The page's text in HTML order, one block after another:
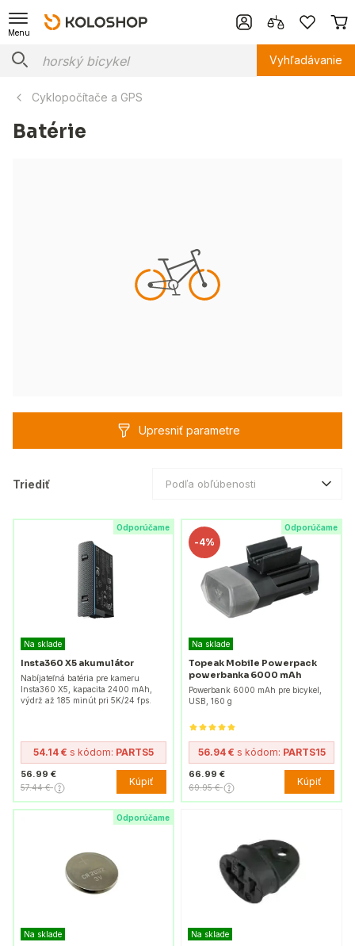
Menu
Vyhľadávanie
Cyklopočítače a GPS
Batérie
Upresniť parametre
Triediť Podľa obľúbenosti
Odporúčame
Na sklade
Insta360 X5 akumulátor
Nabíjateľná batéria pre kameru
Insta360 X5, kapacita 2400 mAh,
výdrž až 185 minút pri 5K/24 fps.
54.14 € s kódom: PARTS5
56.99 €
57.44 € Kúpiť
Odporúčame
-4%
Na sklade
Topeak Mobile Powerpack
powerbanka 6000 mAh
Powerbank 6000 mAh pre bicykel,
USB, 160 g
56.94 € s kódom: PARTS15
66.99 €
69.95 € Kúpiť
Odporúčame
Na sklade Na sklade